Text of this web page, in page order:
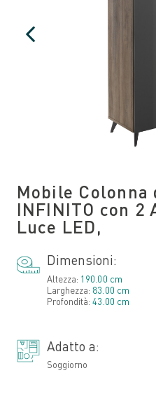
Mobile
INFINITO con 2
Luce LED,
Dimensioni:
Altezza: 190.00 cm
Larghezza: 83.00 cm
Profondità:43.00 cm
Adatto a:
Soggiorno